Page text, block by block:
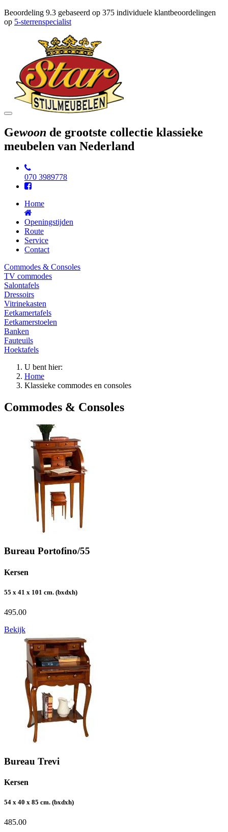
Beoordeling 9.3 gebaseerd op 375 individuele klantbeoordelingen
op 5-sterrenspecialist
Toggle
Gewoon de grootste collectie klassieke
meubelen van Nederland
070 3989778
Home
Openingstijden
Route
Service
Contact
Commodes & Consoles
TV commodes
Salontafels
Dressoirs
Vitrinekasten
Eetkamertafels
Eetkamerstoelen
Banken
Fauteuils
Hoektafels
U bent hier:
Home
Klassieke commodes en consoles
Commodes & Consoles
Bureau Portofino/55
Kersen
55 x 41 x 101 cm. (bxdxh)
495.00
Bekijk
Bureau Trevi
Kersen
54 x 40 x 85 cm. (bxdxh)
485.00